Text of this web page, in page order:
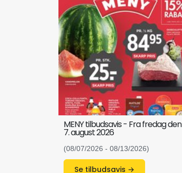
MENY tilbudsavis - Fra fredag den
7. august 2026
(08/07/2026 - 08/13/2026)
Se tilbudsavis →